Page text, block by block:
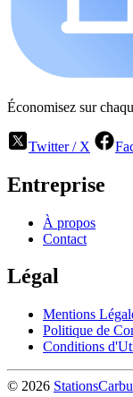
Économisez sur
Twitter / X
Entreprise
À propos
Contact
Légal
Mentions
Politique de
Conditions
© 2026